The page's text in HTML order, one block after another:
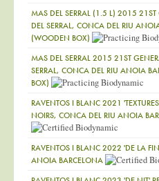
MAS DEL SERRAL (1.5 L) 2015 21ST
DEL SERRAL, CONCA DEL RIU
(WOODEN BOX)
MAS DEL SERRAL 2015 21ST
SERRAL, CONCA DEL RIU ANOIA
BOX)
RAVENTOS I BLANC 2021
NOIRS, CONCA DEL RIU ANOIA
RAVENTOS I BLANC 2022 'DE LA
ANOIA BARCELONA